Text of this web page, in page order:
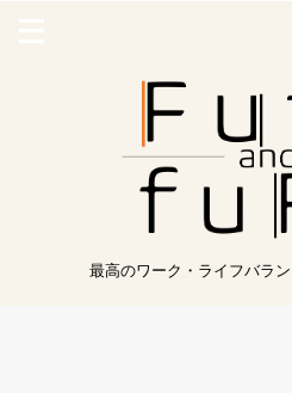
最高のワーク・ライフバラ